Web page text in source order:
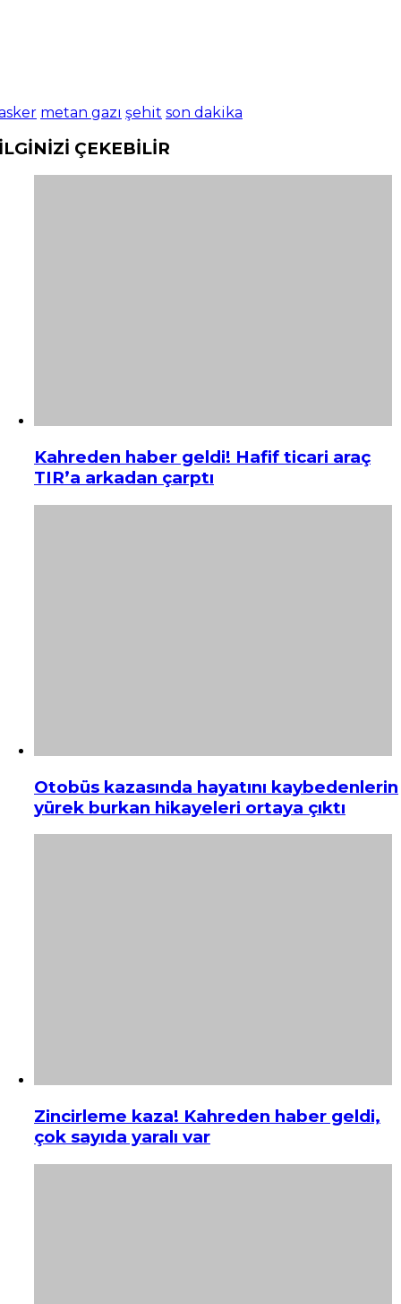
metan gazı şehit son dakika
ÇEKEBİLİR
Kahreden haber geldi! Hafif ticari araç
TIR’a arkadan çarptı
Otobüs kazasında hayatını kaybedenlerin
yürek burkan hikayeleri ortaya çıktı
Zincirleme kaza! Kahreden haber geldi,
çok sayıda yaralı var